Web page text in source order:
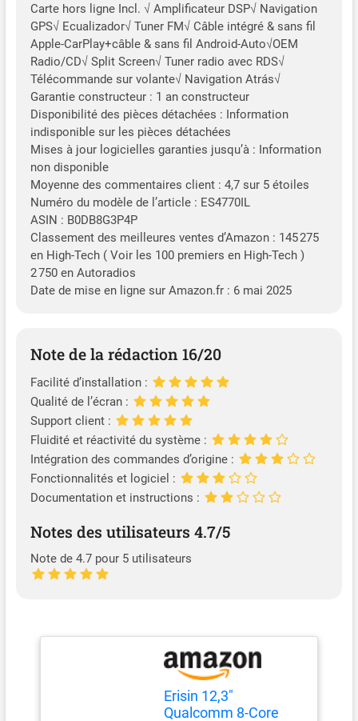
Carte hors ligne Incl. √ Amplificateur DSP√ Navigation
GPS√ Ecualizador√ Tuner FM√ Câble intégré & sans fil
Apple-CarPlay+câble & sans fil Android-Auto√OEM
Radio/CD√ Split Screen√ Tuner radio avec RDS√
Télécommande sur volante√ Navigation Atrás√
Garantie constructeur : 1 an constructeur
Disponibilité des pièces détachées : Information
indisponible sur les pièces détachées
Mises à jour logicielles garanties jusqu’à : Information
non disponible
Moyenne des commentaires client : 4,7 sur 5 étoiles
Numéro du modèle de l’article : ES4770IL
ASIN : B0DB8G3P4P
Classement des meilleures ventes d’Amazon : 145 275
en High-Tech ( Voir les 100 premiers en High-Tech )
2 750 en Autoradios
Date de mise en ligne sur Amazon.fr : 6 mai 2025
Note de la rédaction 16/20
Facilité d’installation :
Qualité de l’écran :
Support client :
Fluidité et réactivité du système :
Intégration des commandes d’origine :
Fonctionnalités et logiciel :
Documentation et instructions :
Notes des utilisateurs 4.7/5
Note de 4.7 pour 5 utilisateurs
Erisin 12,3"
Qualcomm 8-Core